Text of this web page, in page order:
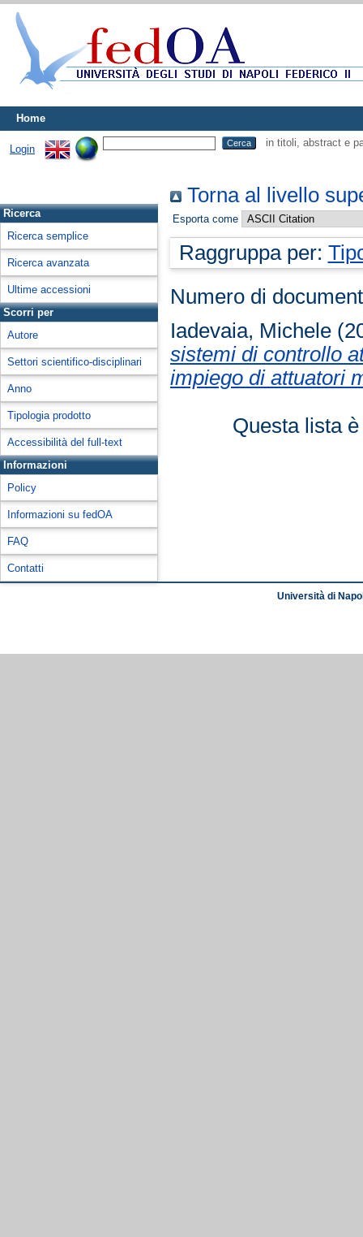
Home
Login
in titoli, abstract e
Ricerca
Ricerca semplice
Ricerca avanzata
Ultime accessioni
Scorri per
Autore
Settori scientifico-disciplinari
Anno
Tipologia prodotto
Accessibilità del full-text
Informazioni
Policy
Informazioni su fedOA
FAQ
Contatti
Torna al livello
Esporta come
Raggruppa per:
Numero di
Iadevaia, Michele
sistemi di controllo
impiego di attuatori
Questa lista
Università di